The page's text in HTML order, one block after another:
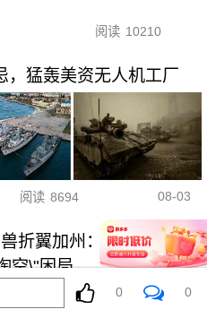
阅读 10210
，猛轰美资无人机工厂
阅读 8694 08-03
折翼加州：美利坚军工
空\"困局
0 0